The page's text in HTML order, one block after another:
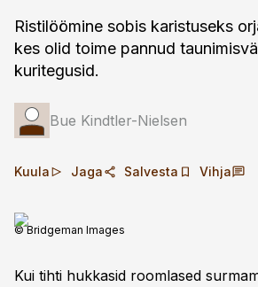
Ristilöömine sobis karistuseks
kes olid toime pannud
kuritegusid.
Bue Kindtler-Nielsen
Kuula Jaga Salvesta Vihja
© Bridgeman Images
Kui tihti hukkasid roomlased